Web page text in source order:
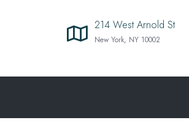
214 West Arnold St
New York, NY 10002